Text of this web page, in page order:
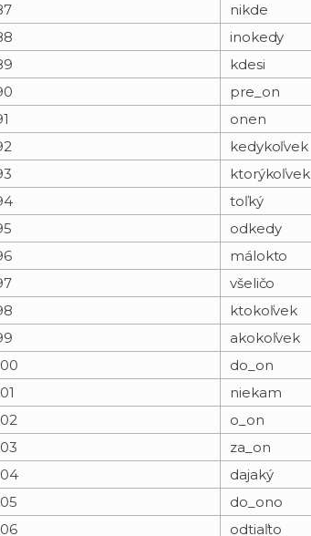
nikde
inokedy
kdesi
pre_on
onen
kedykoľvek
ktorýkoľvek
toľký
odkedy
málokto
všeličo
ktokoľvek
akokoľvek
do_on
niekam
o_on
za_on
dajaký
do_ono
odtiaľto